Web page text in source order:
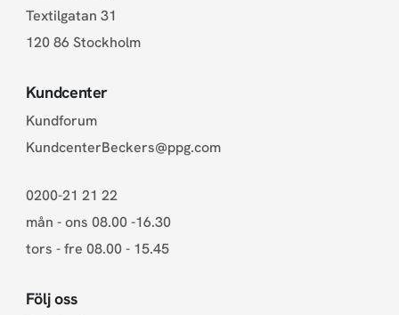
Textilgatan 31
120 86 Stockholm
Kundcenter
Kundforum
KundcenterBeckers@ppg.com
0200-21 21 22
mån - ons 08.00 -16.30
tors - fre 08.00 - 15.45
Följ oss